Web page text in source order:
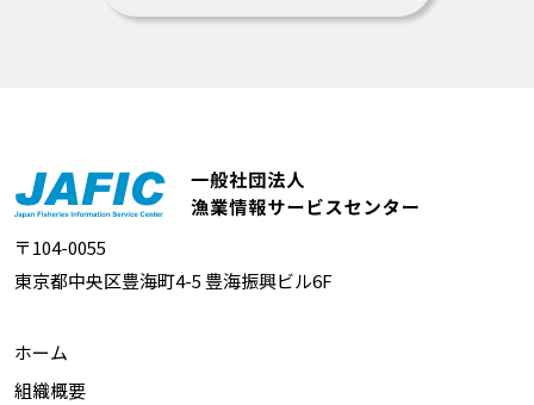
〒104-0055
東京都中央区豊海町4-5 豊海振興ビル6F
ホーム
組織概要